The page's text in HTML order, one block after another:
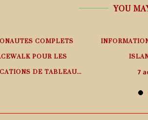
YOU
COMPLETS
POUR LES
DE TABLEAU...
7